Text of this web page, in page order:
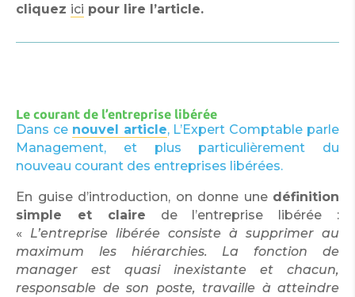
cliquez ici pour lire l’article.
Le courant de l’entreprise libérée
Dans ce nouvel article, L’Expert Comptable parle
Management, et plus particulièrement du
nouveau courant des entreprises libérées.
En guise d’introduction, on donne une définition
simple et claire de l’entreprise libérée :
« L’entreprise libérée consiste à supprimer au
maximum les hiérarchies. La fonction de
manager est quasi inexistante et chacun,
responsable de son poste, travaille à atteindre